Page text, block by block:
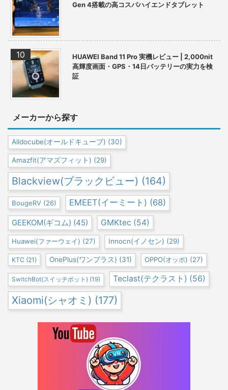
Gen 4搭載の高コスパハイエンドタブレット
HUAWEI Band 11 Pro 実機レビュー | 2,000nit
高輝度画面・GPS・14日バッテリーの実力を検
証
メーカーから探す
Alldocube(オールドキューブ) (30)
Amazfit(アマズフィット) (29)
Blackview(ブラックビュー) (164)
BougeRV (26) EMEET(イーミート) (68)
GEEKOM(ギコム) (45) GMKtec (54)
Huawei(ファーウェイ) (27) Innocn(イノセン) (29)
KTC (21) OnePlus(ワンプラス) (31) OPPO(オッポ) (27)
SwitchBot(スイッチボット) (19) Teclast(テクラスト) (56)
Xiaomi(シャオミ) (177)